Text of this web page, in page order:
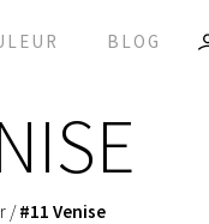
BLOG
/#11 Venise